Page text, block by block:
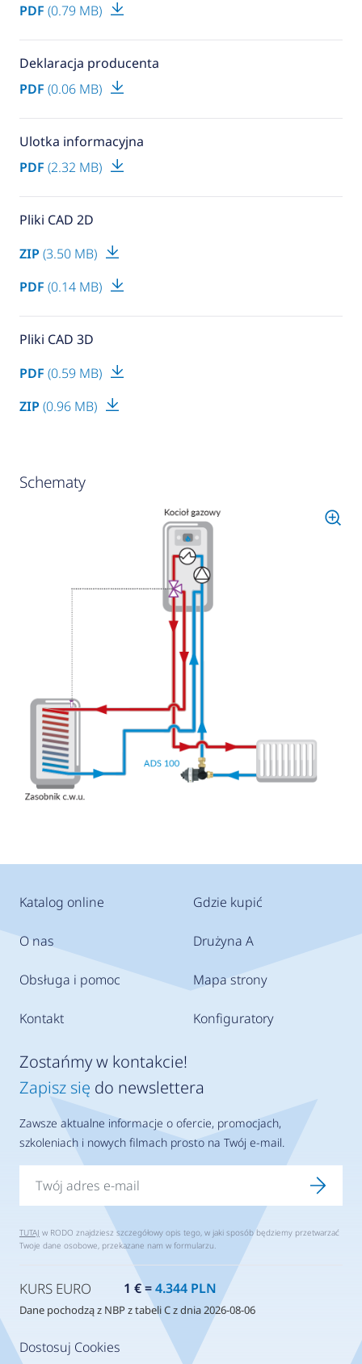
PDF (0.79 MB)
Deklaracja producenta
PDF (0.06 MB)
Ulotka informacyjna
PDF (2.32 MB)
Pliki CAD 2D
ZIP (3.50 MB)
PDF (0.14 MB)
Pliki CAD 3D
PDF (0.59 MB)
ZIP (0.96 MB)
Schematy
Katalog online
O nas
Obsługa i pomoc
Kontakt
Gdzie kupić
Drużyna A
Mapa strony
Konfiguratory
Dostosuj Cookies
Zostańmy w kontakcie!
Zapisz się do newslettera
Zawsze aktualne informacje o ofercie, promocjach,
szkoleniach i nowych filmach prosto na Twój e-mail.
TUTAJ w RODO znajdziesz szczegółowy opis tego, w jaki sposób będziemy przetwarzać
Twoje dane osobowe, przekazane nam w formularzu.
KURS EURO 1 € =4.344 PLN
Dane pochodzą z NBP z tabeli C z dnia 2026-08-06